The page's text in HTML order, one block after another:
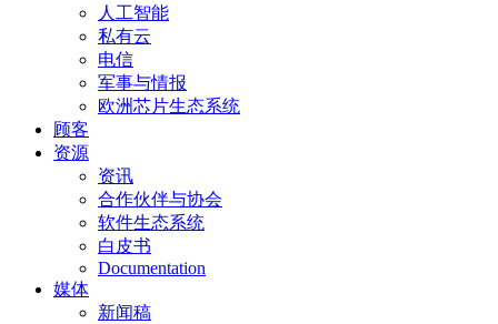
人工智能
私有云
电信
军事与情报
欧洲芯片生态系统
顾客
资源
资讯
合作伙伴与协会
软件生态系统
白皮书
Documentation
媒体
新闻稿